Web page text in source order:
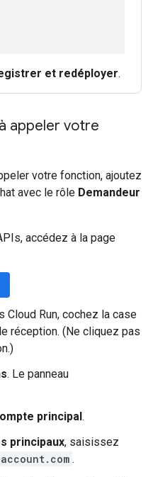
et redéployer.
appeler votre
votre fonction, ajoutez
avec le rôle Demandeur
accédez à la page
Run, cochez la case
réception. (Ne cliquez pas
. Le panneau
principal.
principaux, saisissez
.